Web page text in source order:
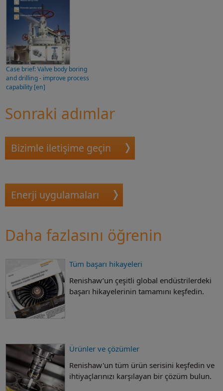
Case brief: Valve body boring
and drilling - improve process
capability [en]
Sonraki adımlar
Bizimle iletişime geçin
Enerji uygulamaları
Daha fazlasını öğrenin
Tüm başarı hikayeleri
Renishaw’un çeşitli global endüstrilerdeki
başarı hikayelerinin tamamını keşfedin.
Ürünler ve çözümler
Renishaw'un tüm ürün serisini keşfedin ve
ihtiyaçlarınızı karşılayan bir çözüm bulun.